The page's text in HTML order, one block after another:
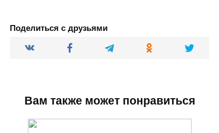
Поделиться с друзьями
Вам также может понравиться